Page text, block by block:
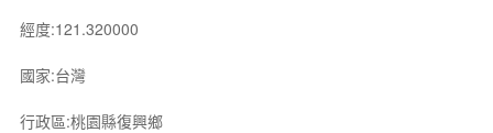
經度:121.320000
國家:台灣
行政區:桃園縣復興鄉